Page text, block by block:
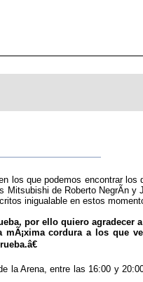
los que podemos encontrar los
de Roberto NegrÃ­n y
inigualable en estos
por ello quiero
cordura a los que
la Arena, entre las 16:00 y